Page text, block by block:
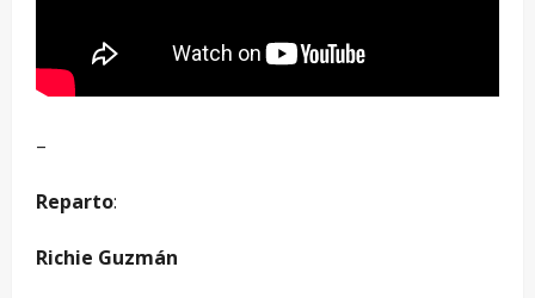
–
Reparto:
Richie Guzmán